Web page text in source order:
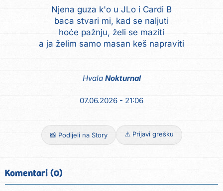
Njena guza k'o u JLo i Cardi B
baca stvari mi, kad se naljuti
hoće pažnju, želi se maziti
a ja želim samo masan keš napraviti
Hvala Nokturnal
07.06.2026 - 21:06
📸 Podijeli na Story ⚠️ Prijavi grešku
Komentari (0)